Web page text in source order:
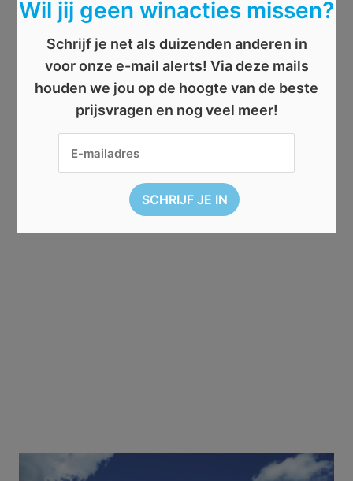
Wil jij geen winacties missen?
Schrijf je net als duizenden anderen in
voor onze e-mail alerts! Via deze mails
houden we jou op de hoogte van de beste
prijsvragen en nog veel meer!